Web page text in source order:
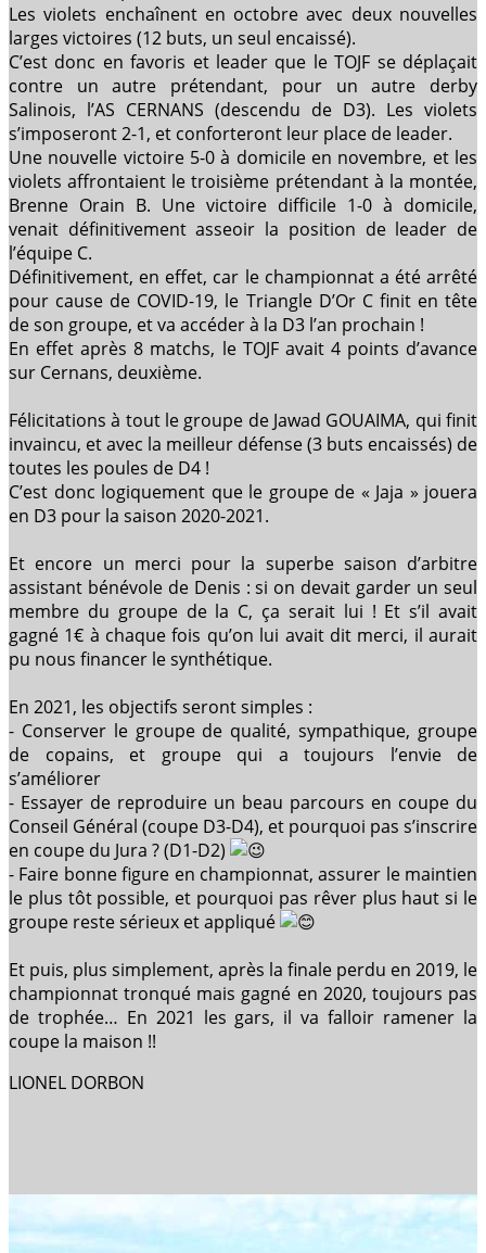
Les violets enchaînent en octobre avec deux nouvelles
larges victoires (12 buts, un seul encaissé).
C’est donc en favoris et leader que le TOJF se déplaçait
contre un autre prétendant, pour un autre derby
Salinois, l’AS CERNANS (descendu de D3). Les violets
s’imposeront 2-1, et conforteront leur place de leader.
Une nouvelle victoire 5-0 à domicile en novembre, et les
violets affrontaient le troisième prétendant à la montée,
Brenne Orain B. Une victoire difficile 1-0 à domicile,
venait définitivement asseoir la position de leader de
l’équipe C.
Définitivement, en effet, car le championnat a été arrêté
pour cause de COVID-19, le Triangle D’Or C finit en tête
de son groupe, et va accéder à la D3 l’an prochain !
En effet après 8 matchs, le TOJF avait 4 points d’avance
sur Cernans, deuxième.
Félicitations à tout le groupe de Jawad GOUAIMA, qui finit
invaincu, et avec la meilleur défense (3 buts encaissés) de
toutes les poules de D4 !
C’est donc logiquement que le groupe de « Jaja » jouera
en D3 pour la saison 2020-2021.
Et encore un merci pour la superbe saison d’arbitre
assistant bénévole de Denis : si on devait garder un seul
membre du groupe de la C, ça serait lui ! Et s’il avait
gagné 1€ à chaque fois qu’on lui avait dit merci, il aurait
pu nous financer le synthétique.
En 2021, les objectifs seront simples :
- Conserver le groupe de qualité, sympathique, groupe
de copains, et groupe qui a toujours l’envie de
s’améliorer
- Essayer de reproduire un beau parcours en coupe du
Conseil Général (coupe D3-D4), et pourquoi pas s’inscrire
en coupe du Jura ? (D1-D2)
- Faire bonne figure en championnat, assurer le maintien
le plus tôt possible, et pourquoi pas rêver plus haut si le
groupe reste sérieux et appliqué
Et puis, plus simplement, après la finale perdu en 2019, le
championnat tronqué mais gagné en 2020, toujours pas
de trophée… En 2021 les gars, il va falloir ramener la
coupe la maison !!
LIONEL DORBON